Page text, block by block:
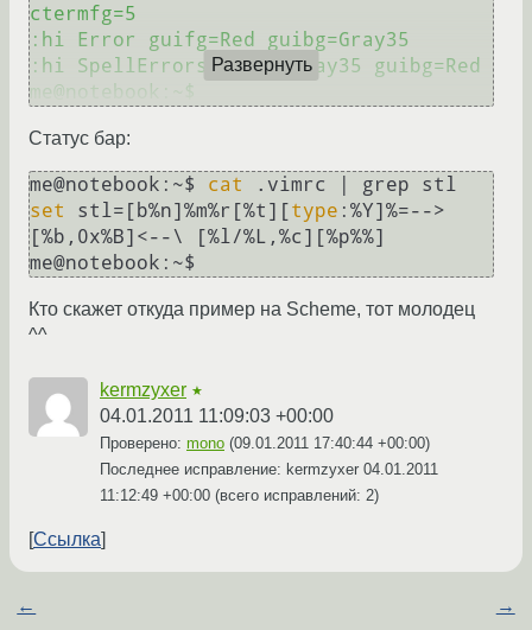
ctermfg=5
:hi Error guifg=Red guibg=Gray35
:hi SpellErrors guifg=Gray35 guibg=Red
Развернуть
Статус бар:
me@notebook:~$ cat
set
stl=[b%n]%m%r[%t][type :%Y]%=-->
[%b,0x%B]<--\ [%l/%L,%c][%p%%]
Кто скажет откуда пример на Scheme, тот молодец
^^
kermzyxer ★
04.01.2011 11:09:03 +00:00
Проверено: mono (09.01.2011 17:40:44 +00:00)
Последнее исправление: kermzyxer 04.01.2011
11:12:49 +00:00 (всего исправлений: 2)
Ссылка
← →